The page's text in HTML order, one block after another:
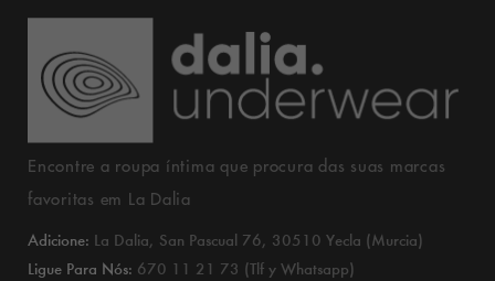
Encontre a roupa íntima que procura das suas marcas
favoritas em La Dalia
Adicione: La Dalia, San Pascual 76, 30510 Yecla (Murcia)
Ligue Para Nós: 670 11 21 73 (Tlf y Whatsapp)